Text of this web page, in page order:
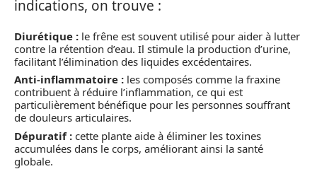
indications, on trouve :
Diurétique : le frêne est souvent utilisé pour aider à lutter
contre la rétention d’eau. Il stimule la production d’urine,
facilitant l’élimination des liquides excédentaires.
Anti-inflammatoire : les composés comme la fraxine
contribuent à réduire l’inflammation, ce qui est
particulièrement bénéfique pour les personnes souffrant
de douleurs articulaires.
Dépuratif : cette plante aide à éliminer les toxines
accumulées dans le corps, améliorant ainsi la santé
globale.